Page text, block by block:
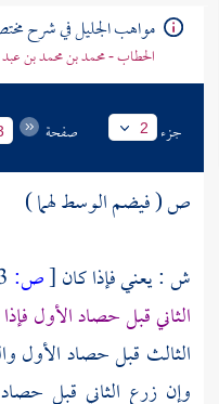
مواهب الجليل في شرح
الحطاب - محمد بن محمد بن عبد
جزء 2 صفحة
ص ( فيضم الوسط لهما )
ش : يعني فإذا كان[ص:
الثاني قبل حصاد الأول
الثالث قبل حصاد الأول
وإن زرع الثاني قبل